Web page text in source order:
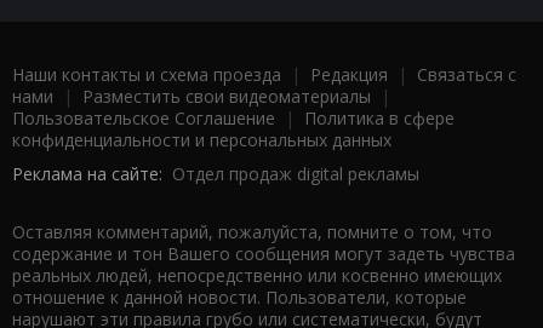
Наши контакты и схема проезда | Редакция | Связаться с
нами | Разместить свои видеоматериалы |
Пользовательское Соглашение |
Политика в сфере
конфиденциальности и персональных данных
Реклама на сайте: Отдел продаж digital рекламы
Оставляя комментарий, пожалуйста, помните о том, что
содержание и тон Вашего сообщения могут задеть чувства
реальных людей, непосредственно или косвенно имеющих
отношение к данной новости. Пользователи, которые
нарушают эти правила грубо или систематически, будут